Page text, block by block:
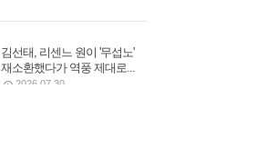
김선태, 리센느 원이 '무섭노'
재소환했다가 역풍 제대로...
2026.07.30